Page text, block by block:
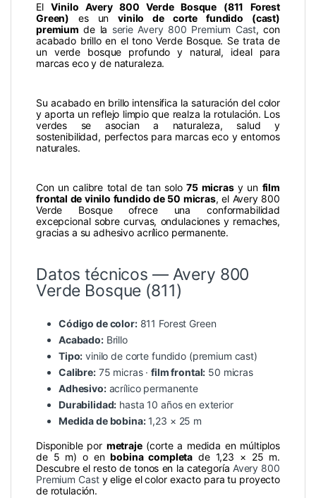
ElVinilo Avery 800 Verde Bosque (811 Forest
Green) es unvinilo de corte fundido (cast)
premium de la serie Avery 800 Premium Cast, con
acabado brillo en el tono Verde Bosque. Se trata de
un verde bosque profundo y natural, ideal para
marcas eco y de naturaleza.
Su acabado en brillo intensifica la saturación del color
y aporta un reflejo limpio que realza la rotulación. Los
verdes se asocian a naturaleza, salud y
sostenibilidad, perfectos para marcas eco y entornos
naturales.
Con un calibre total de tan solo75 micrasy un film
frontal de vinilo fundido de 50 micras, el Avery 800
Verde Bosque ofrece una conformabilidad
excepcional sobre curvas, ondulaciones y remaches,
gracias a su adhesivo acrílico permanente.
Datos técnicos — Avery 800
Verde Bosque (811)
Código de color:811 Forest Green
Acabado:Brillo
Tipo: vinilo de corte fundido (premium cast)
Calibre:75 micras ·film frontal: 50 micras
Adhesivo:acrílico permanente
Durabilidad: hasta 10 años en exterior
Medida de bobina:1,23 × 25 m
Disponible por metraje(corte a medida en múltiplos
de 5 m) o enbobina completa de 1,23 × 25 m.
Descubre el resto de tonos en la categoría Avery 800
Premium Casty elige el color exacto para tu proyecto
de rotulación.